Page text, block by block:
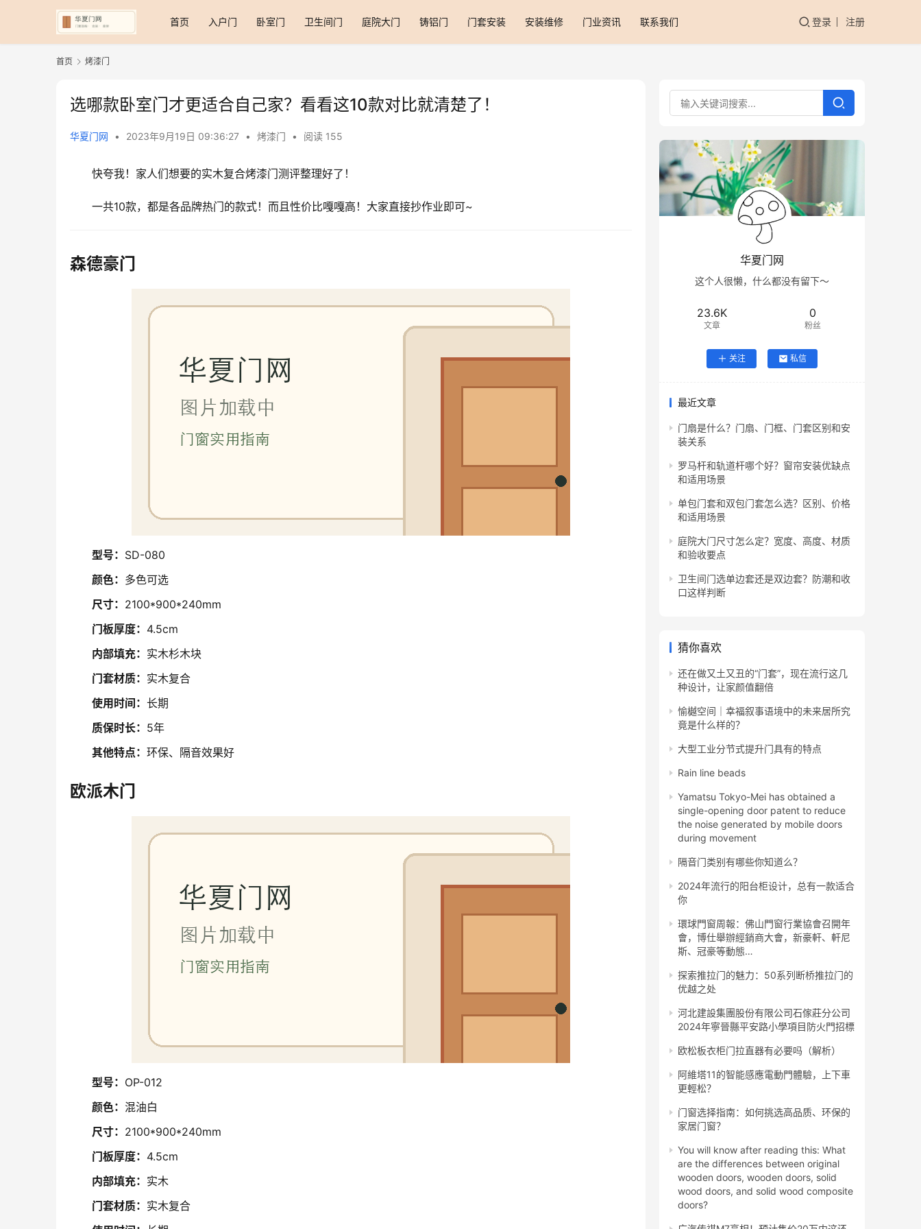
首页 入户门 卧室门 卫生间门 庭院大门 铸铝门 门套安装 安装维修 门业资讯 联系我们 登录 注册
首页 烤漆门
选哪款卧室门才更适合自己家？看看这10款对比就清楚了！
华夏门网 • 2023年9月19日 09:36:27 • 烤漆门 • 阅读 155
快夸我！家人们想要的实木复合烤漆门测评整理好了！
一共10款，都是各品牌热门的款式！而且性价比嘎嘎高！大家直接抄作业即可~
森德豪门
型号： SD-080
颜色： 多色可选
尺寸： 2100*900*240mm
门板厚度： 4.5cm
内部填充： 实木杉木块
门套材质： 实木复合
使用时间： 长期
质保时长： 5年
其他特点： 环保、隔音效果好
欧派木门
型号： OP-012
颜色： 混油白
尺寸： 2100*900*240mm
门板厚度： 4.5cm
内部填充： 实木
门套材质： 实木复合
华夏门网
这个人很懒，什么都没有留下～
23.6K
文章
0
粉丝
关注 私信
最近文章
门扇是什么？门扇、门框、门套区别和安
装关系
罗马杆和轨道杆哪个好？窗帘安装优缺点
和适用场景
单包门套和双包门套怎么选？区别、价格
和适用场景
庭院大门尺寸怎么定？宽度、高度、材质
和验收要点
卫生间门选单边套还是双边套？防潮和收
口这样判断
猜你喜欢
还在做又土又丑的“门套”，现在流行这几
种设计，让家颜值翻倍
愉樾空间｜幸福叙事语境中的未来居所究
竟是什么样的？
大型工业分节式提升门具有的特点
Rain line beads
Yamatsu Tokyo-Mei has obtained a
single-opening door patent to reduce
the noise generated by mobile doors
during movement
隔音门类别有哪些你知道么？
2024年流行的阳台柜设计，总有一款适合
你
環球門窗周報：佛山門窗行業協會召開年
會，博仕舉辦經銷商大會，新豪軒、軒尼
斯、冠豪等動態…
探索推拉门的魅力：50系列断桥推拉门的
优越之处
河北建設集團股份有限公司石傢莊分公司
2024年寧晉縣平安路小學項目防火門招標
欧松板衣柜门拉直器有必要吗（解析）
阿維塔11的智能感應電動門體驗，上下車
更輕松？
门窗选择指南：如何挑选高品质、环保的
家居门窗？
You will know after reading this: What
are the differences between original
wooden doors, wooden doors, solid
wood doors, and solid wood composite
doors?